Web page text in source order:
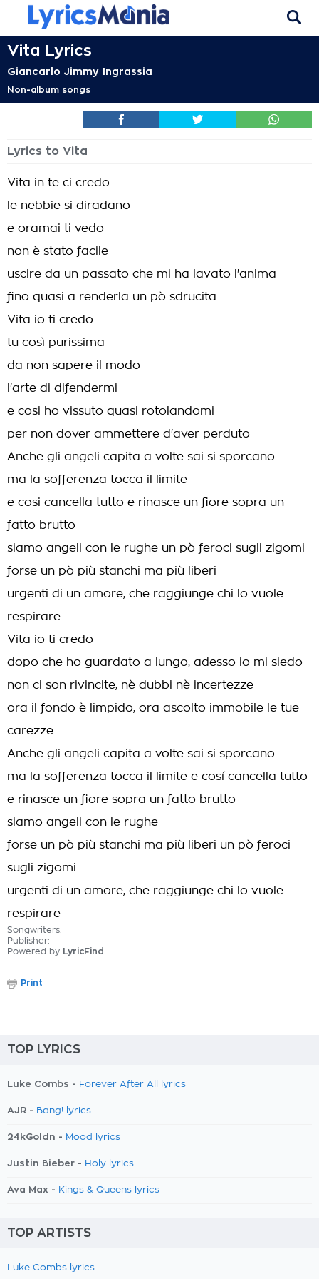
Vita Lyrics
Giancarlo Jimmy Ingrassia
Non-album songs
Lyrics to Vita
Vita in te ci credo
le nebbie si diradano
e oramai ti vedo
non è stato facile
uscire da un passato che mi ha lavato l'anima
fino quasi a renderla un pò sdrucita
Vita io ti credo
tu così purissima
da non sapere il modo
l'arte di difendermi
e cosi ho vissuto quasi rotolandomi
per non dover ammettere d'aver perduto
Anche gli angeli capita a volte sai si sporcano
ma la sofferenza tocca il limite
e cosi cancella tutto e rinasce un fiore sopra un
fatto brutto
siamo angeli con le rughe un pò feroci sugli zigomi
forse un pò più stanchi ma più liberi
urgenti di un amore, che raggiunge chi lo vuole
respirare
Vita io ti credo
dopo che ho guardato a lungo, adesso io mi siedo
non ci son rivincite, nè dubbi nè incertezze
ora il fondo è limpido, ora ascolto immobile le tue
carezze
Anche gli angeli capita a volte sai si sporcano
ma la sofferenza tocca il limite e cosí cancella tutto
e rinasce un fiore sopra un fatto brutto
siamo angeli con le rughe
forse un pò più stanchi ma più liberi un pò feroci
sugli zigomi
urgenti di un amore, che raggiunge chi lo vuole
respirare
Songwriters:
Publisher:
Powered by LyricFind
Print
TOP LYRICS
Luke Combs - Forever After All lyrics
AJR - Bang! lyrics
24kGoldn - Mood lyrics
Justin Bieber - Holy lyrics
Ava Max - Kings & Queens lyrics
TOP ARTISTS
Luke Combs lyrics